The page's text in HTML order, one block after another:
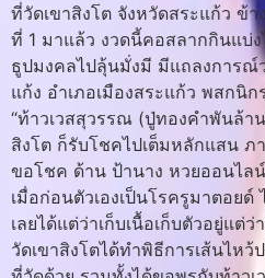
ที่วัดเขาสิงโต จังหวัดสระแก้ว ข้
ที่ 1 มาแล้ว งวดนี้คอสลากกินแบ่ง
ธูปมงคลไปลุ้นมั่งมี มีแถลงการณ์
แก้ง อำเภอเมืองสระแก้ว พสกนิ
“ท้าวเวสสุวรรณ (ปู่ทองคำพันล้า
สิงโต ก็รับโชคไปเต็มหลักแสน ภ
ขอโชค ด้าน ป้านาง หวยออนไล
เมื่อก่อนตัวเองเป็นโรครูมาตอยด์
เลยได้แต่ว่าเก็บเนื้อเก็บตัวอยู่แต่
วัดเขาสิงโตได้ทำพิธีการเส้นไห